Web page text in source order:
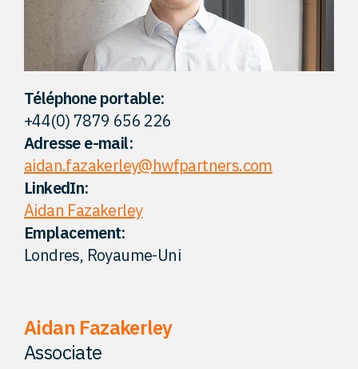
Nos Solutions
Perspectives
Téléphone portable:
+44(0) 7879 656 226
Adresse e-mail:
aidan.fazakerley@hwfpartners.com
LinkedIn:
Aidan Fazakerley
Emplacement:
Londres, Royaume-Uni
Aidan Fazakerley
Associate